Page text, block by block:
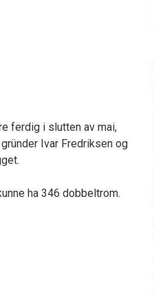
ferdig i slutten av mai,
Ivar Fredriksen og
ha 346 dobbeltrom.